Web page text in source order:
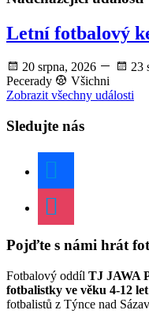
Letní fotbalový
20 srpna, 2026 23
Pecerady
Všichni
Zobrazit všechny události
Sledujte nás
facebook
instagram
Pojďte s námi hrát
Fotbalový oddíl TJ JAWA
fotbalistky ve věku 4-12 let
fotbalistů z Týnce nad